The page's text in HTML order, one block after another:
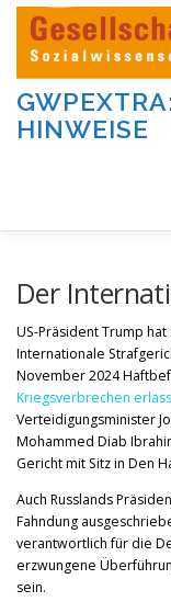
Zum
Inhalt
springen
HINWEISE
DIE AUFGABEN
DIE BEITRÄGE
Der
US-Präsident Trump
Internationale
November 2024
Kriegsverbrechen
Verteidigungsminister
Mohammed Diab
Gericht mit Sitz in Den
Auch Russlands
Fahndung
verantwortlich für die
erzwungene
sein.